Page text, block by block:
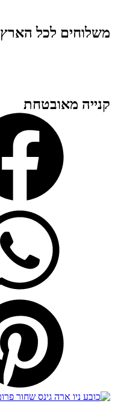
משלוחים לכל הארץ
קנייה מאובטחת